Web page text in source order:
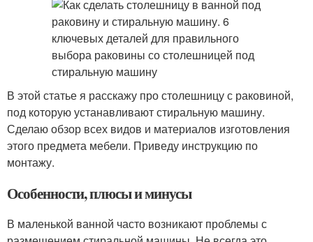
В этой статье я расскажу про столешницу с раковиной,
под которую устанавливают стиральную машину.
Сделаю обзор всех видов и материалов изготовления
этого предмета мебели. Приведу инструкцию по
монтажу.
Особенности, плюсы и минусы
В маленькой ванной часто возникают проблемы с